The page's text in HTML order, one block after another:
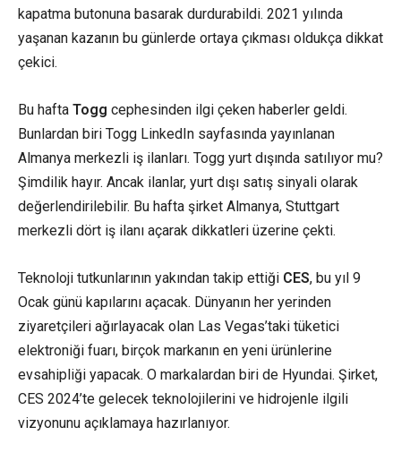
kapatma butonuna basarak durdurabildi. 2021 yılında
yaşanan kazanın bu günlerde ortaya çıkması oldukça dikkat
çekici.
Bu hafta Togg cephesinden ilgi çeken haberler geldi.
Bunlardan biri Togg LinkedIn sayfasında yayınlanan
Almanya merkezli iş ilanları. Togg yurt dışında satılıyor mu?
Şimdilik hayır. Ancak ilanlar, yurt dışı satış sinyali olarak
değerlendirilebilir. Bu hafta şirket Almanya, Stuttgart
merkezli dört iş ilanı açarak dikkatleri üzerine çekti.
Teknoloji tutkunlarının yakından takip ettiği CES, bu yıl 9
Ocak günü kapılarını açacak. Dünyanın her yerinden
ziyaretçileri ağırlayacak olan Las Vegas’taki tüketici
elektroniği fuarı, birçok markanın en yeni ürünlerine
evsahipliği yapacak. O markalardan biri de Hyundai. Şirket,
CES 2024’te gelecek teknolojilerini ve hidrojenle ilgili
vizyonunu açıklamaya hazırlanıyor.